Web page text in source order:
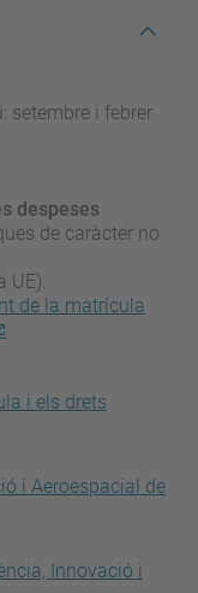
setembre i febrer
despeses
de caràcter no
UE).
de la matrícula
i els drets
i Aeroespacial de
Innovació i